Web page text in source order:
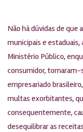
Não há dúvidas de que
municipais e
Ministério Público,
consumidor, tornaram-
empresariado
multas exorbitantes,
consequentemente,
desequilibrar as